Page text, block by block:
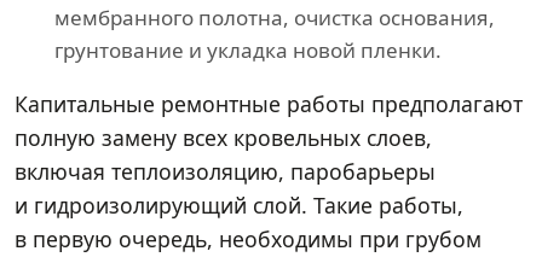
мембранного полотна, очистка основания,
грунтование и укладка новой пленки.
Капитальные ремонтные работы предполагают
полную замену всех кровельных слоев,
включая теплоизоляцию, паробарьеры
и гидроизолирующий слой. Такие работы,
в первую очередь, необходимы при грубом